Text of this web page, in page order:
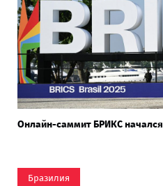
Онлайн-саммит БРИКС начался
Бразилия